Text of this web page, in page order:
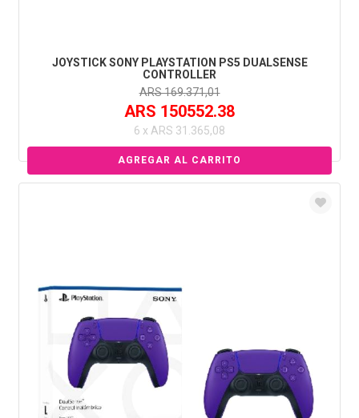
JOYSTICK SONY PLAYSTATION PS5 DUALSENSE
CONTROLLER
ARS 169.371,01
ARS 150552.38
6 x ARS 31.365,08